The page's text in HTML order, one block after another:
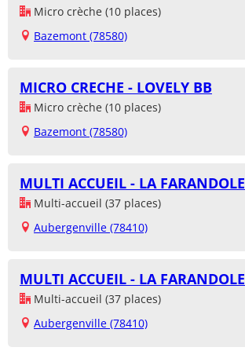
Micro crèche (10 places)
Bazemont (78580)
MICRO CRECHE - LOVELY BB
Micro crèche (10 places)
Bazemont (78580)
MULTI ACCUEIL - LA FARANDOLE
Multi-accueil (37 places)
Aubergenville (78410)
MULTI ACCUEIL - LA FARANDOLE
Multi-accueil (37 places)
Aubergenville (78410)